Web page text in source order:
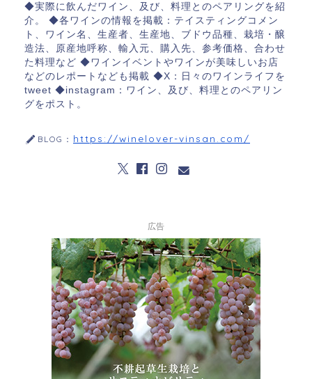
◆実際に飲んだワイン、及び、料理とのペアリングを紹
介。 ◆各ワインの情報を掲載：テイスティングコメン
ト、ワイン名、生産者、生産地、ブドウ品種、栽培・醸
造法、原産地呼称、輸入元、購入先、参考価格、合わせ
た料理など ◆ワインイベントやワインが美味しいお店
などのレポートなども掲載 ◆X：日々のワインライフを
tweet ◆instagram：ワイン、及び、料理とのペアリン
グをポスト。
BLOG： https://winelover-vinsan.com/
広告